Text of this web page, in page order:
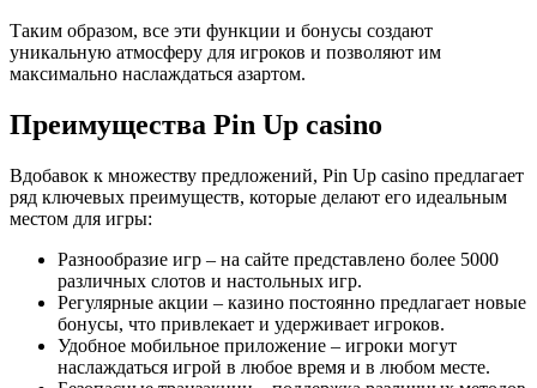
Таким образом, все эти функции и бонусы создают
уникальную атмосферу для игроков и позволяют им
максимально наслаждаться азартом.
Преимущества Pin Up casino
Вдобавок к множеству предложений, Pin Up casino предлагает
ряд ключевых преимуществ, которые делают его идеальным
местом для игры:
Разнообразие игр – на сайте представлено более 5000
различных слотов и настольных игр.
Регулярные акции – казино постоянно предлагает новые
бонусы, что привлекает и удерживает игроков.
Удобное мобильное приложение – игроки могут
наслаждаться игрой в любое время и в любом месте.